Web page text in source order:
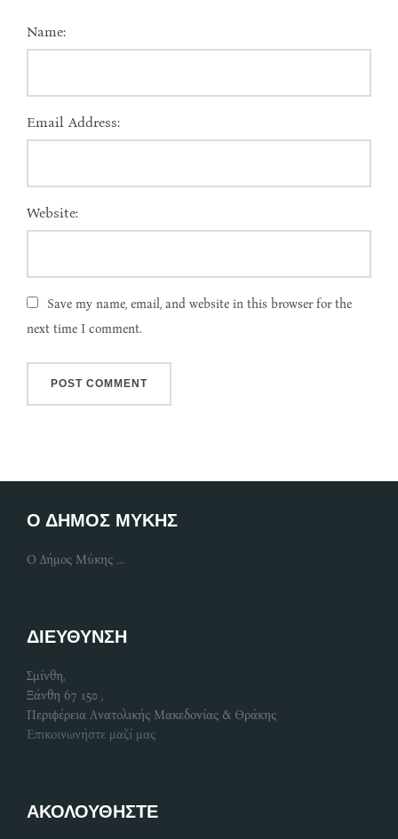
Name:
Email Address:
Website:
Save my name, email, and website in this browser for the
next time I comment.
Ο ΔΗΜΟΣ ΜΥΚΗΣ
Ο Δήμος Μύκης ...
ΔΙΕΥΘΥΝΣΗ
Σμίνθη,
Ξάνθη 67 150 ,
Περιφέρεια Ανατολικής Μακεδονίας & Θράκης
Επικοινωνήστε μαζί μας
ΑΚΟΛΟΥΘΗΣΤΕ